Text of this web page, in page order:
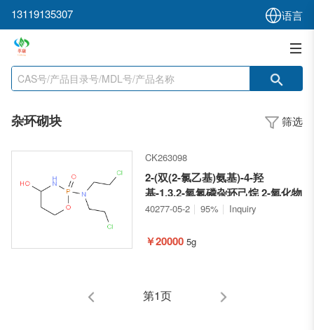
13119135307 语言
杂环砌块 筛选
CK263098
2-(双(2-氯乙基)氨基)-4-羟
基-1,3,2-氧氮磷杂环己烷 2-氧化物
40277-05-2 95% Inquiry
￥20000 5g
第1页